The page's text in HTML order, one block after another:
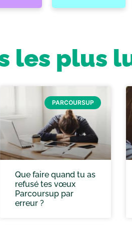
les plus
PARCOURSUP
Que faire quand tu as
refusé tes vœux
Parcoursup par
erreur ?